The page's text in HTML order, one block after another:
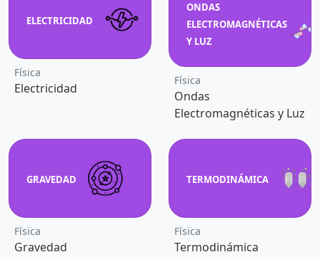
ELECTRICIDAD
Física
Electricidad
ONDAS
ELECTROMAGNÉTICAS
Y LUZ
Física
Ondas
Electromagnéticas y Luz
GRAVEDAD
Física
Gravedad
TERMODINÁMICA
Física
Termodinámica